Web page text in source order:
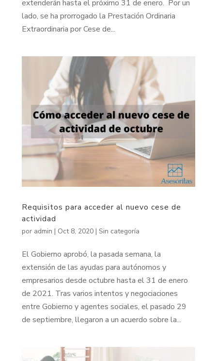
extenderán hasta el próximo 31 de enero. Por un
lado, se ha prorrogado la Prestación Ordinaria
Extraordinaria por Cese de...
Requisitos para acceder al nuevo cese de
actividad
por admin | Oct 8, 2020| Sin categoría
El Gobierno aprobó, la pasada semana, la
extensión de las ayudas para autónomos y
empresarios desde octubre hasta el 31 de enero
de 2021. Tras varios intentos y negociaciones
entre Gobierno y agentes sociales, el pasado 29
de septiembre, llegaron a un acuerdo sobre la...